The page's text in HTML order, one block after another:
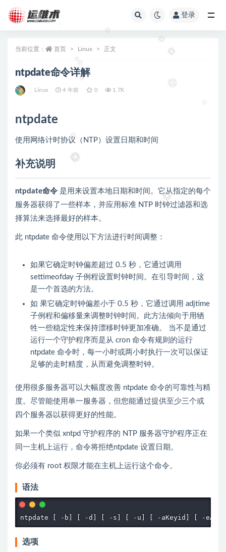
登录
当前位置： 首页 Linux 正文
ntpdate命令详解
Linux 4 年前 0 1.7K
ntpdate
使用网络计时协议（NTP）设置日期和时间
补充说明
ntpdate命令 是用来设置本地日期和时间。它从指定的每个
服务器获得了一些样本，并应用标准 NTP 时钟过滤器和选
择算法来选择最好的样本。
此 ntpdate 命令使用以下方法进行时间调整：
如果它确定时钟偏差超过 0.5 秒，它通过调用
settimeofday 子例程设置时钟时间。在引导时间，这
是一个首选的方法。
如 果它确定时钟偏差小于 0.5 秒，它通过调用 adjtime
子例程和偏移量来调整时钟时间。此方法倾向于用牺
牲一些稳定性来保持漂移时钟更加准确。 当不是通过
运行一个守护程序而是从 cron 命令有规则的运行
ntpdate 命令时，每一小时或两小时执行一次可以保证
足够的走时精度，从而避免调整时钟。
使用很多服务器可以大幅度改善 ntpdate 命令的可靠性与精
度。尽管能使用单一服务器，但您能通过提供至少三个或
四个服务器以获得更好的性能。
如果一个类似 xntpd 守护程序的 NTP 服务器守护程序正在
同一主机上运行，命令将拒绝ntpdate 设置日期。
你必须有 root 权限才能在主机上运行这个命令。
语法
选项